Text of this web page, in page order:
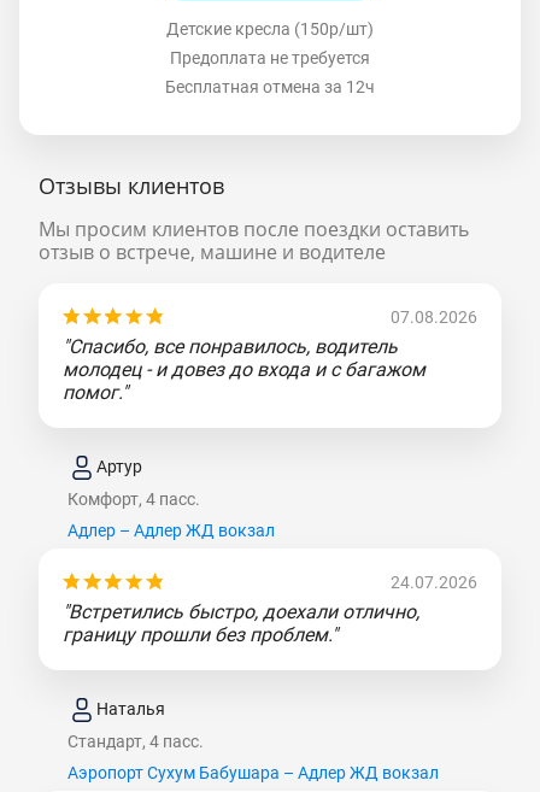
Детские кресла (150р/шт)
Предоплата не требуется
Бесплатная отмена за 12ч
Отзывы клиентов
Мы просим клиентов после поездки оставить
отзыв о встрече, машине и водителе
07.08.2026
"Спасибо, все понравилось, водитель
молодец - и довез до входа и с багажом
помог."
Артур
Комфорт, 4 пасс.
Адлер – Адлер ЖД вокзал
24.07.2026
"Встретились быстро, доехали отлично,
границу прошли без проблем."
Наталья
Стандарт, 4 пасс.
Аэропорт Сухум Бабушара – Адлер ЖД вокзал